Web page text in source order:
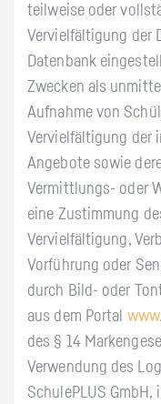
teilweise oder
Vervielfältigung der
Datenbank
Zwecken als
Aufnahme von
Vervielfältigung der
Angebote sowie
Vermittlungs- oder
eine Zustimmung
Vervielfältigung,
Vorführung oder
durch Bild- oder
aus dem Portal
des § 14
Verwendung des
SchulePLUS GmbH,